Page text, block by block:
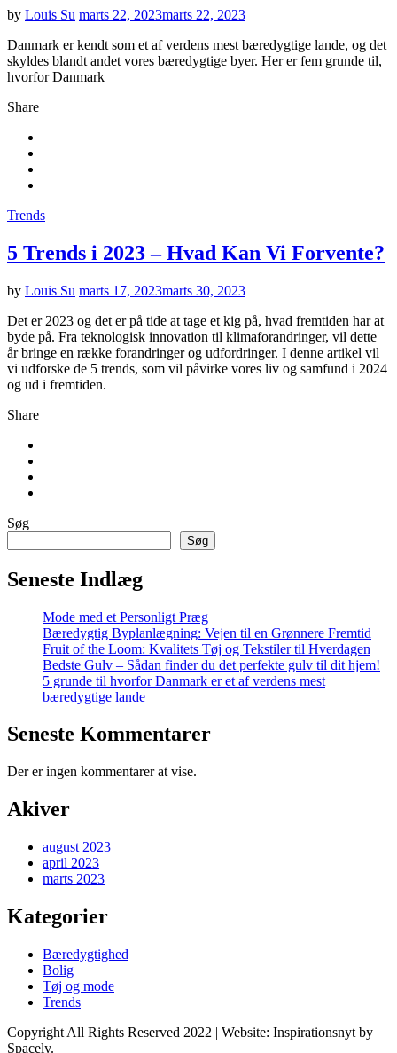
by Louis Su marts 22, 2023marts 22, 2023
Danmark er kendt som et af verdens mest bæredygtige lande, og det
skyldes blandt andet vores bæredygtige byer. Her er fem grunde til,
hvorfor Danmark
Share
Trends
5 Trends i 2023 – Hvad Kan Vi Forvente?
by Louis Su marts 17, 2023marts 30, 2023
Det er 2023 og det er på tide at tage et kig på, hvad fremtiden har at
byde på. Fra teknologisk innovation til klimaforandringer, vil dette
år bringe en række forandringer og udfordringer. I denne artikel vil
vi udforske de 5 trends, som vil påvirke vores liv og samfund i 2024
og ud i fremtiden.
Share
Søg
Søg
Seneste Indlæg
Mode med et Personligt Præg
Bæredygtig Byplanlægning: Vejen til en Grønnere Fremtid
Fruit of the Loom: Kvalitets Tøj og Tekstiler til Hverdagen
Bedste Gulv – Sådan finder du det perfekte gulv til dit hjem!
5 grunde til hvorfor Danmark er et af verdens mest
bæredygtige lande
Seneste Kommentarer
Der er ingen kommentarer at vise.
Akiver
august 2023
april 2023
marts 2023
Kategorier
Bæredygtighed
Bolig
Tøj og mode
Trends
Copyright All Rights Reserved 2022 | Website: Inspirationsnyt by
Spacely.